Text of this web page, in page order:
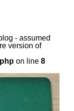
- assumed
version of
on line 8